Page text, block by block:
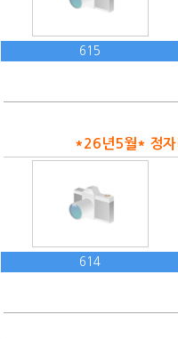
615
*26년5월* 정자
614